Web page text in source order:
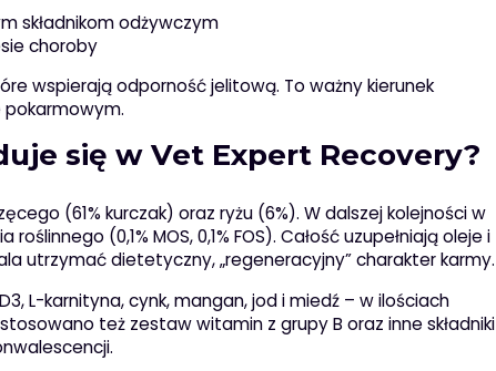
składnikom odżywczym
choroby
wspierają odporność jelitową. To ważny kierunek
się w Vet Expert Recovery?
(61% kurczak) oraz ryżu (6%). W dalszej kolejności w
(0,1% MOS, 0,1% FOS). Całość uzupełniają oleje i
utrzymać dietetyczny, „regeneracyjny” charakter karmy.
L-karnityna, cynk, mangan, jod i miedź – w ilościach
też zestaw witamin z grupy B oraz inne składniki